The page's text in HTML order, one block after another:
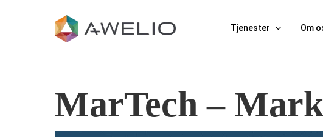
Tjenester Om
MarTech –